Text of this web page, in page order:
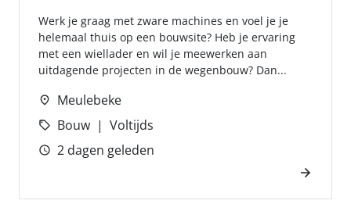
Werk je graag met zware machines en voel je je
helemaal thuis op een bouwsite? Heb je ervaring
met een wiellader en wil je meewerken aan
uitdagende projecten in de wegenbouw? Dan...
Meulebeke
Bouw
Voltijds
2 dagen geleden